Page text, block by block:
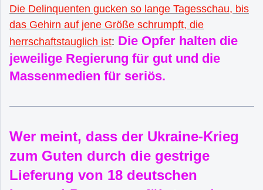
Die Delinquenten gucken so lange Tagesschau, bis
das Gehirn auf jene Größe schrumpft, die
herrschaftstauglich ist: Die Opfer halten die
jeweilige Regierung für gut und die
Massenmedien für seriös.
Wer meint, dass der Ukraine-Krieg
zum Guten durch die gestrige
Lieferung von 18 deutschen